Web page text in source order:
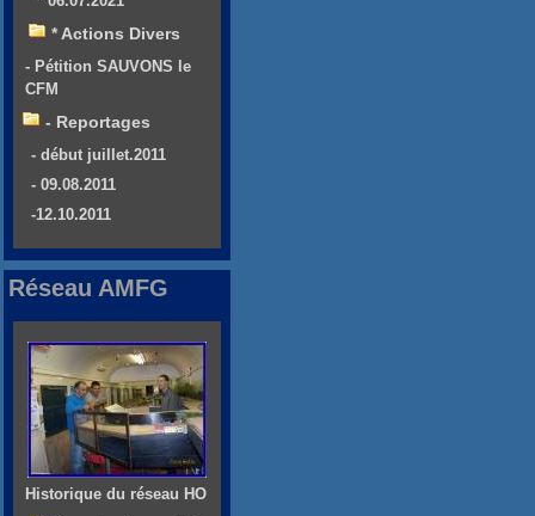
* Actions Divers
- Pétition SAUVONS le
CFM
- Reportages
- début juillet.2011
- 09.08.2011
-12.10.2011
Réseau AMFG
Historique du réseau HO